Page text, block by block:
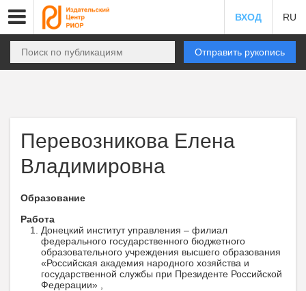
ВХОД RU
Отправить рукопись
Перевозникова Елена
Владимировна
Образование
Работа
Донецкий институт управления – филиал
федерального государственного бюджетного
образовательного учреждения высшего образования
«Российская академия народного хозяйства и
государственной службы при Президенте Российской
Федерации» ,